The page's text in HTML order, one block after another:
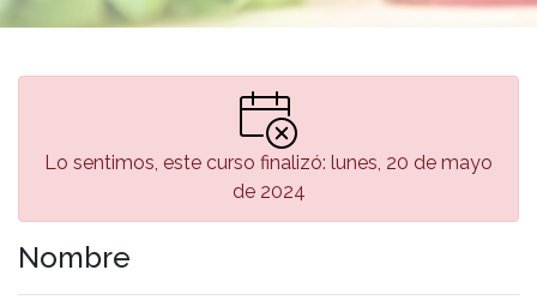
Lo sentimos, este curso finalizó: lunes, 20 de mayo
de 2024
Nombre